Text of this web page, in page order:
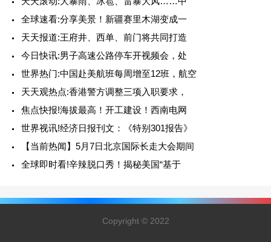
全球速看:分享美景！新疆赛里木湖变成一
天天报道:王府井、西单、前门将共同打造
今日快讯:男子高速公路停车开视频会，处
世界热门:中国赴美航班每周增至12班，航空
天天观热点:香港警方调整三项入职要求，
焦点快报!海拔最高！开工建设！西南电网
世界视讯!经济日报刊文：《特别301报告》
【当前热闻】5月7日北京国际长走大会期间
全球即时看!辛辣脱口秀！揭秘美国“基于
Copyright © 2022